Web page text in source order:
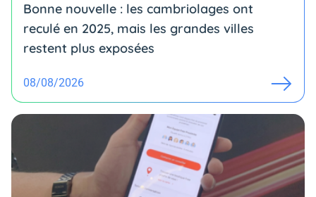
Bonne nouvelle : les cambriolages ont
reculé en 2025, mais les grandes villes
restent plus exposées
08/08/2026